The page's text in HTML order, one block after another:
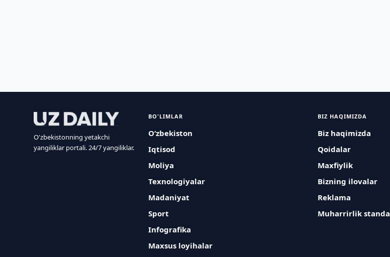
O'zbekistonning yetakchi
yangiliklar portali. 24/7 yangiliklar.
BO'LIMLAR
O‘zbekiston
Iqtisod
Moliya
Texnologiyalar
Madaniyat
Sport
Infografika
Maxsus loyihalar
BIZ HAQIMIZDA
Biz haqimizda
Qoidalar
Maxfiylik
Bizning ilovalar
Reklama
Muharrirlik